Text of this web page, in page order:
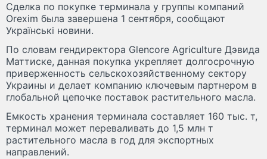
Сделка по покупке терминала у группы компаний
Orexim была завершена 1 сентября, сообщают
Українські новини.
По словам гендиректора Glencore Agriculture Дэвида
Маттиске, данная покупка укрепляет долгосрочную
приверженность сельскохозяйственному сектору
Украины и делает компанию ключевым партнером в
глобальной цепочке поставок растительного масла.
Емкость хранения терминала составляет 160 тыс. т,
терминал может переваливать до 1,5 млн т
растительного масла в год для экспортных
направлений.